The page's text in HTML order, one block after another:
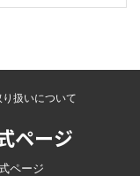
扱いについて
ページ
ページ